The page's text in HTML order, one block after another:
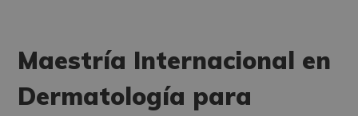
Maestría Internacional en
Dermatología para